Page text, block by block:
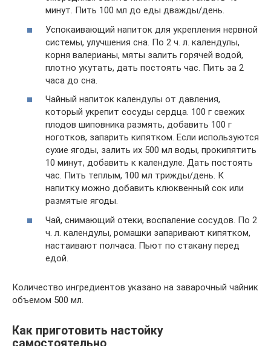
минут. Пить 100 мл до еды дважды/день.
Успокаивающий напиток для укрепления нервной
системы, улучшения сна. По 2 ч. л. календулы,
корня валерианы, мяты залить горячей водой,
плотно укутать, дать постоять час. Пить за 2
часа до сна.
Чайный напиток календулы от давления,
который укрепит сосуды сердца. 100 г свежих
плодов шиповника размять, добавить 100 г
ноготков, запарить кипятком. Если используются
сухие ягоды, залить их 500 мл воды, прокипятить
10 минут, добавить к календуле. Дать постоять
час. Пить теплым, 100 мл трижды/день. К
напитку можно добавить клюквенный сок или
размятые ягоды.
Чай, снимающий отеки, воспаление сосудов. По 2
ч. л. календулы, ромашки запаривают кипятком,
настаивают полчаса. Пьют по стакану перед
едой.
Количество ингредиентов указано на заварочный чайник
объемом 500 мл.
Как приготовить настойку